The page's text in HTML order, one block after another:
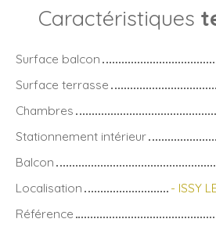
Caractéristiques
Surface balcon
Surface terrasse
Chambres
Stationnement intérieur
Balcon
Localisation
- ISSY
Référence